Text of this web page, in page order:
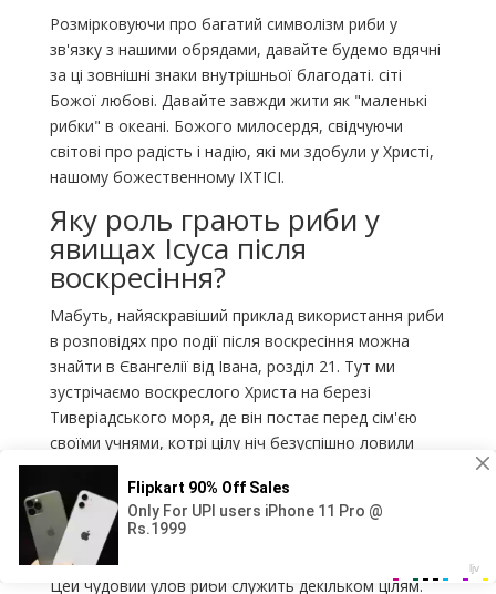
Розмірковуючи про багатий символізм риби у
зв'язку з нашими обрядами, давайте будемо вдячні
за ці зовнішні знаки внутрішньої благодаті. сіті
Божої любові. Давайте завжди жити як "маленькі
рибки" в океані. Божого милосердя, свідчуючи
світові про радість і надію, які ми здобули у Христі,
нашому божественному ІХТІСІ.
Яку роль грають риби у
явищах Ісуса після
воскресіння?
Мабуть, найяскравіший приклад використання риби
в розповідях про події після воскресіння можна
знайти в Євангелії від Івана, розділ 21. Тут ми
зустрічаємо воскреслого Христа на березі
Тиверіадського моря, де він постає перед сім'єю
своїми учнями, котрі цілу ніч безуспішно ловили
рибу. Ісус звертається до них, наставляючи
закинути мережу з правого боку човна. Коли вони
це роблять, то виловлюють таку кількість риби, що
не можуть затягнути мережу. (Jensen, 2023).
Цей чудовий улов риби служить декільком цілям.